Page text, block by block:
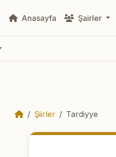
Anasayfa Şairler
Şiirler Tardiyye